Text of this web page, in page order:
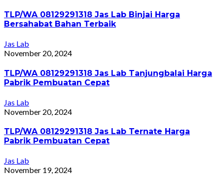
TLP/WA 08129291318 Jas Lab Binjai Harga
Bersahabat Bahan Terbaik
Jas Lab
November 20, 2024
TLP/WA 08129291318 Jas Lab Tanjungbalai Harga
Pabrik Pembuatan Cepat
Jas Lab
November 20, 2024
TLP/WA 08129291318 Jas Lab Ternate Harga
Pabrik Pembuatan Cepat
Jas Lab
November 19, 2024